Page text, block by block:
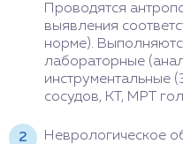
Проводятся
выявления
норме).
лабораторные
инструментальные
сосудов, КТ, МРТ
Неврологическое